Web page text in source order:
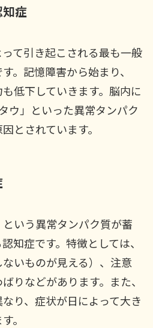
症
て引き起こされる最も一般
。記憶障害から始まり、
低下していきます。脳内に
ウ」といった異常タンパク
とされています。
いう異常タンパク質が蓄
知症です。特徴としては、
いものが見える）、注意
りなどがあります。また、
り、症状が日によって大き
。